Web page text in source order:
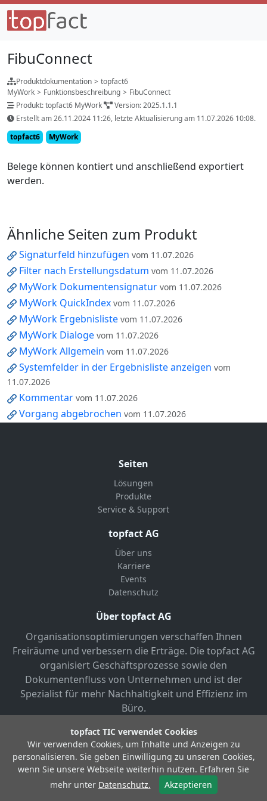
FibuConnect
Produktdokumentation > topfact6
MyWork > Funktionsbeschreibung > FibuConnect
Produkt: topfact6 MyWork
Version: 2025.1.1.1
Erstellt am 26.11.2024 11:26, letzte Aktualisierung am 11.07.2026 10:08.
topfact6
MyWork
Belege können kontiert und anschließend exportiert
werden.
Ähnliche Seiten zum Produkt
Signaturfeld hinzufügen vom 11.07.2026
Filter nach Erstellungsdatum vom 11.07.2026
MyWork Dokumentensignatur vom 11.07.2026
MyWork QuickIndex vom 11.07.2026
MyWork Ergebnisliste vom 11.07.2026
MyWork Dialoge vom 11.07.2026
MyWork Allgemein vom 11.07.2026
Systemfelder in der Ergebnisliste anzeigen vom
11.07.2026
Kommentar vom 11.07.2026
Vorgang abgebrochen vom 11.07.2026
Seiten
Lösungen
Produkte
Service & Support
topfact AG
Über uns
Karriere
Events
Datenschutz
Über topfact AG
Organisationsoptimierungen verschaffen Ihnen
Freiräume und verbessern die Erträge. Die topfact AG
organisiert Geschäftsprozesse sowie den
Dokumentenfluss von Unternehmen und ist der
Spezialist für mehr Nachhaltigkeit und Effizienz im
Büro.
© Copyright 2026 topfact AG
topfact TIC verwendet Cookies
Wir verwenden Cookies, um Inhalte und Anzeigen zu
personalisieren. Sie geben Einwilligung zu unseren Cookies,
wenn Sie unsere Webseite weiterhin nutzen. Erfahren Sie
mehr unter Datenschutz. Akzeptieren